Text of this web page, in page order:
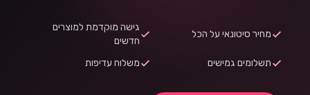
מחיר סיטונאי על הכל
גישה מוקדמת למוצרים
חדשים
תשלומים גמישים
משלוח עדיפות